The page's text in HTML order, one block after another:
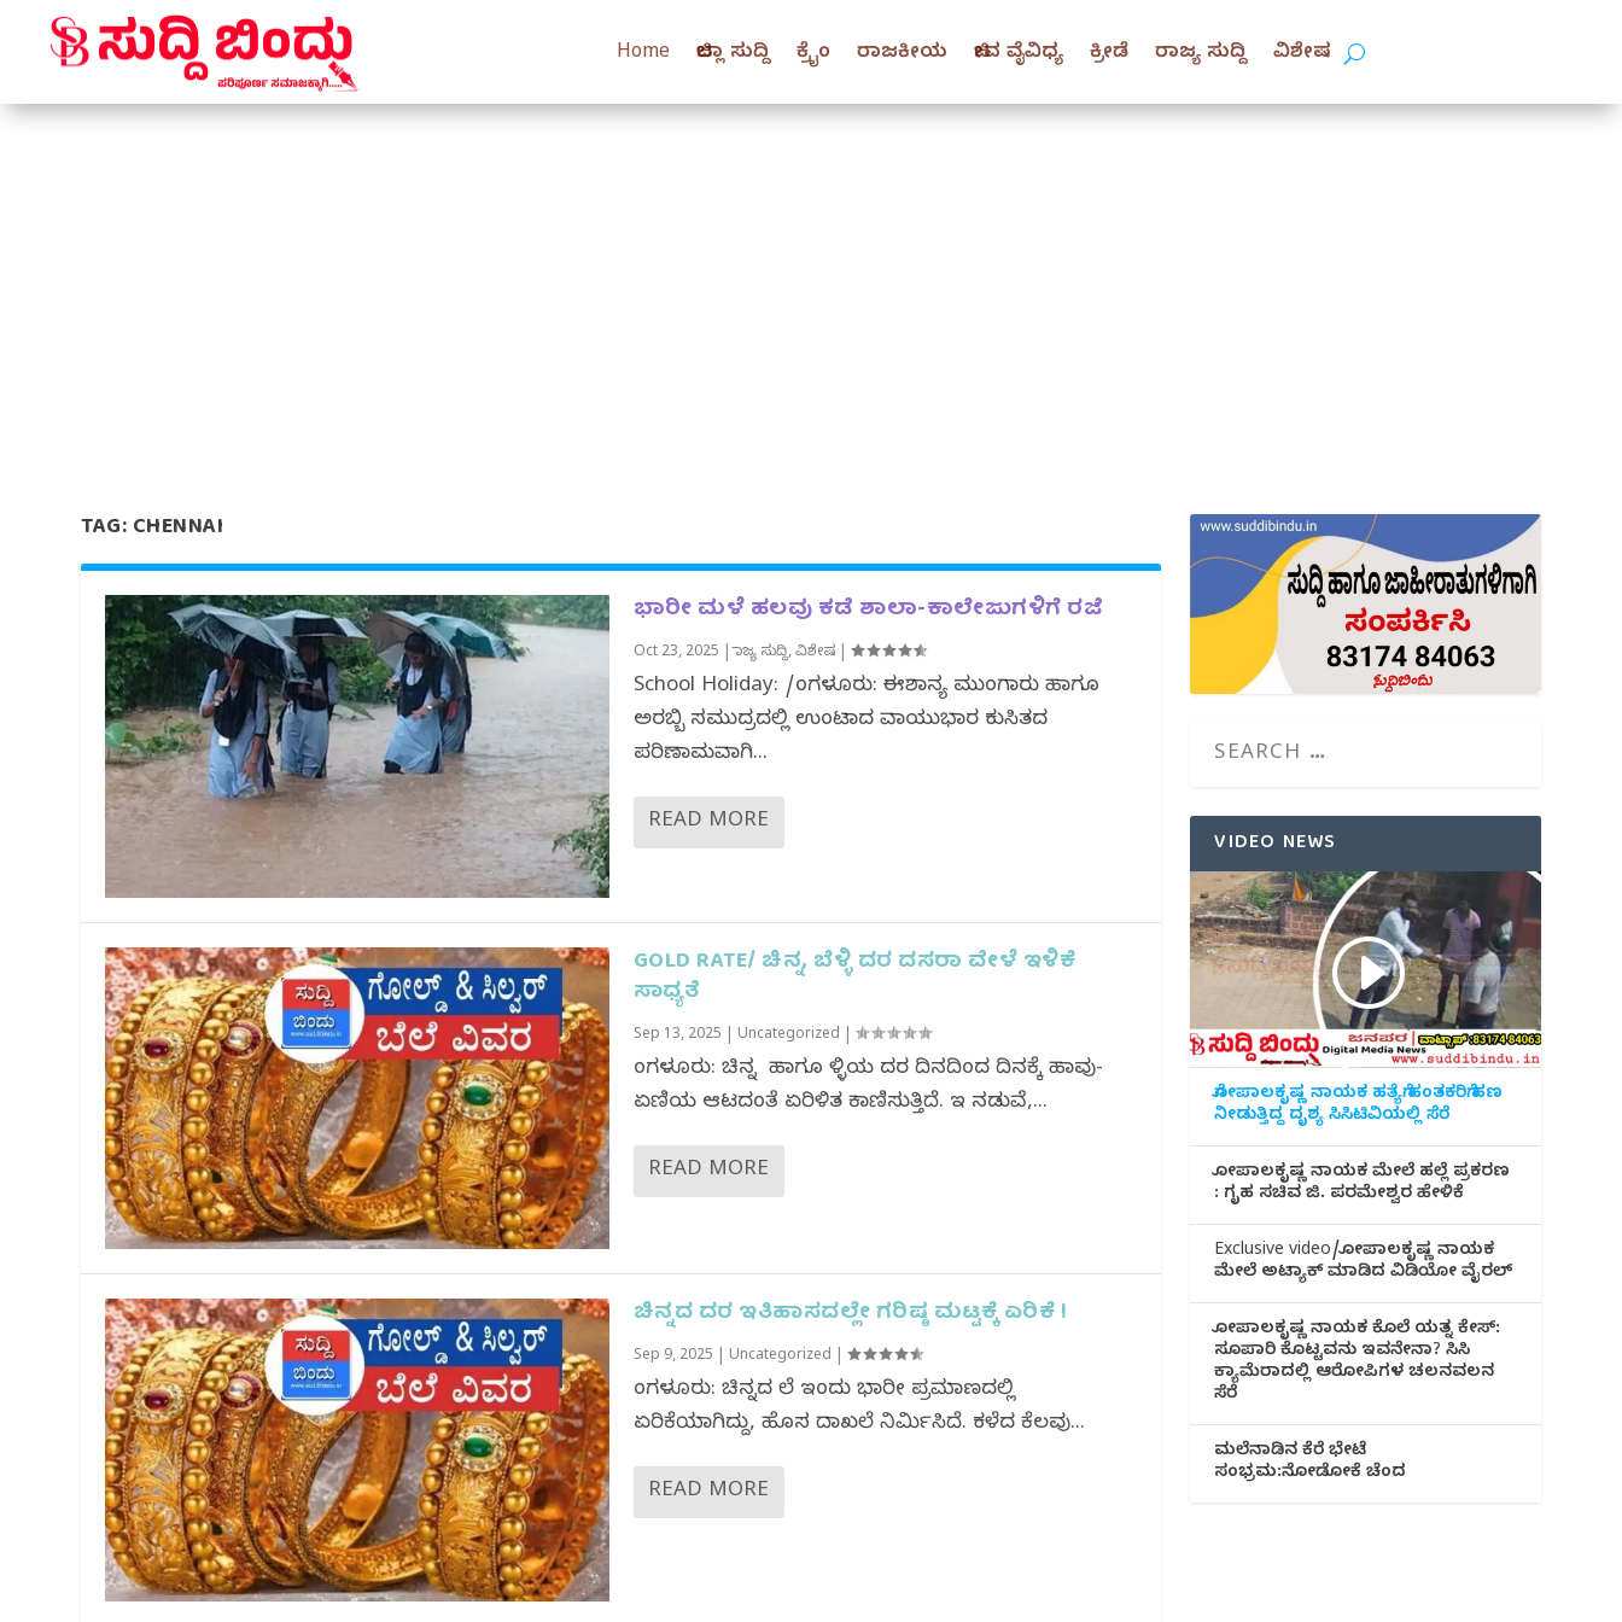
Home ಜಿಲ್ಲಾ ಸುದ್ದಿ ಕ್ರೈಂ ರಾಜಕೀಯ ಜೀವ ವೈವಿಧ್ಯ ಕ್ರೀಡೆ ರಾಜ್ಯ ಸುದ್ದಿ ವಿಶೇಷ
TAG:CHENNAI
ಭಾರೀ ಮಳೆ ಹಲವು ಕಡೆ ಶಾಲಾ-ಕಾಲೇಜುಗಳಿಗೆ ರಜೆ
Oct 23, 2025 |ರಾಜ್ಯ ಸುದ್ದಿ,ವಿಶೇಷ|
School Holiday: /ಬೆಂಗಳೂರು: ಈಶಾನ್ಯ ಮುಂಗಾರು ಹಾಗೂ
ಅರಬ್ಬಿ ಸಮುದ್ರದಲ್ಲಿ ಉಂಟಾದ ವಾಯುಭಾರ ಕುಸಿತದ
ಪರಿಣಾಮವಾಗಿ...
READ MORE
GOLD RATE/ ಚಿನ್ನ, ಬೆಳ್ಳಿ ದರ ದಸರಾ ವೇಳೆ ಇಳಿಕೆ
ಸಾಧ್ಯತೆ
Sep 13, 2025 Uncategorized
ಬೆಂಗಳೂರು: ಚಿನ್ನ ಹಾಗೂ ಬೆಳ್ಳಿಯ ದರ ದಿನದಿಂದ ದಿನಕ್ಕೆ ಹಾವು-
ಏಣಿಯ ಆಟದಂತೆ ಏರಿಳಿತ ಕಾಣಿಸುತ್ತಿದೆ. ಇ ನಡುವೆ,...
READ MORE
ಚಿನ್ನದ ದರ ಇತಿಹಾಸದಲ್ಲೇ ಗರಿಷ್ಠ ಮಟ್ಟಕ್ಕೆ ಏರಿಕೆ !
Sep 9, 2025 Uncategorized
ಬೆಂಗಳೂರು: ಚಿನ್ನದ ಬೆಲೆ ಇಂದು ಭಾರೀ ಪ್ರಮಾಣದಲ್ಲಿ
ಏರಿಕೆಯಾಗಿದ್ದು, ಹೊಸ ದಾಖಲೆ ನಿರ್ಮಿಸಿದೆ. ಕಳೆದ ಕೆಲವು...
READ MORE
VIDEO NEWS
ಗೋಪಾಲಕೃಷ್ಣ ನಾಯಕ ಹತ್ಯೆಗೆ ಹಂತಕರಿಗೆ ಹಣ
ನೀಡುತ್ತಿದ್ದ ದೃಶ್ಯ ಸಿಸಿಟಿವಿಯಲ್ಲಿ ಸೆರೆ
ಗೋಪಾಲಕೃಷ್ಣ ನಾಯಕ ಮೇಲೆ ಹಲ್ಲೆ ಪ್ರಕರಣ
: ಗೃಹ ಸಚಿವ ಜಿ. ಪರಮೇಶ್ವರ ಹೇಳಿಕೆ
Exclusive video/ಗೋಪಾಲಕೃಷ್ಣ ನಾಯಕ
ಮೇಲೆ ಅಟ್ಯಾಕ್ ಮಾಡಿದ ವಿಡಿಯೋ ವೈರಲ್
ಗೋಪಾಲಕೃಷ್ಣ ನಾಯಕ ಕೊಲೆ ಯತ್ನ ಕೇಸ್:
ಸೂಪಾರಿ ಕೊಟ್ಟವನು ಇವನೇನಾ? ಸಿಸಿ
ಕ್ಯಾಮೆರಾದಲ್ಲಿ ಆರೋಪಿಗಳ ಚಲನವಲನ
ಸೆರೆ
ಮಲೆನಾಡಿ‌ನ ಕೆರೆ ಭೇಟೆ
ಸಂಭ್ರಮ:ನೋಡೋಕೆ ಚೆಂದ